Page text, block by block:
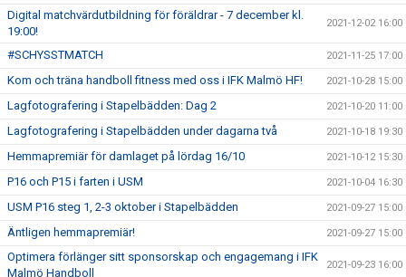
Digital matchvärdutbildning för föräldrar - 7 december kl.
19:00!
2021-12-02 16:00
#SCHYSSTMATCH 2021-11-25 17:00
Kom och träna handboll fitness med oss i IFK Malmö HF! 2021-10-28 15:00
Lagfotografering i Stapelbädden: Dag 2 2021-10-20 11:00
Lagfotografering i Stapelbädden under dagarna två 2021-10-18 19:30
Hemmapremiär för damlaget på lördag 16/10 2021-10-12 15:30
P16 och P15 i farten i USM 2021-10-04 16:30
USM P16 steg 1, 2-3 oktober i Stapelbädden 2021-09-27 15:00
Äntligen hemmapremiär! 2021-09-27 15:00
Optimera förlänger sitt sponsorskap och engagemang i IFK
Malmö Handboll
2021-09-23 16:00